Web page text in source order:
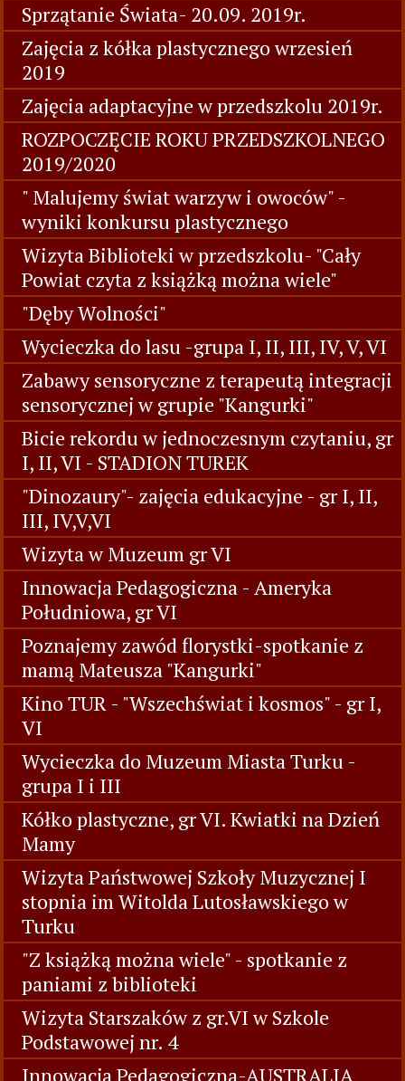
Sprzątanie Świata- 20.09. 2019r.
Zajęcia z kółka plastycznego wrzesień
2019
Zajęcia adaptacyjne w przedszkolu 2019r.
ROZPOCZĘCIE ROKU PRZEDSZKOLNEGO
2019/2020
" Malujemy świat warzyw i owoców" -
wyniki konkursu plastycznego
Wizyta Biblioteki w przedszkolu- "Cały
Powiat czyta z książką można wiele"
"Dęby Wolności"
Wycieczka do lasu -grupa I, II, III, IV, V, VI
Zabawy sensoryczne z terapeutą integracji
sensorycznej w grupie "Kangurki"
Bicie rekordu w jednoczesnym czytaniu, gr
I, II, VI - STADION TUREK
"Dinozaury"- zajęcia edukacyjne - gr I, II,
III, IV,V,VI
Wizyta w Muzeum gr VI
Innowacja Pedagogiczna - Ameryka
Południowa, gr VI
Poznajemy zawód florystki-spotkanie z
mamą Mateusza "Kangurki"
Kino TUR - "Wszechświat i kosmos" - gr I,
VI
Wycieczka do Muzeum Miasta Turku -
grupa I i III
Kółko plastyczne, gr VI. Kwiatki na Dzień
Mamy
Wizyta Państwowej Szkoły Muzycznej I
stopnia im Witolda Lutosławskiego w
Turku
"Z książką można wiele" - spotkanie z
paniami z biblioteki
Wizyta Starszaków z gr.VI w Szkole
Podstawowej nr. 4
Innowacja Pedagogiczna-AUSTRALIA